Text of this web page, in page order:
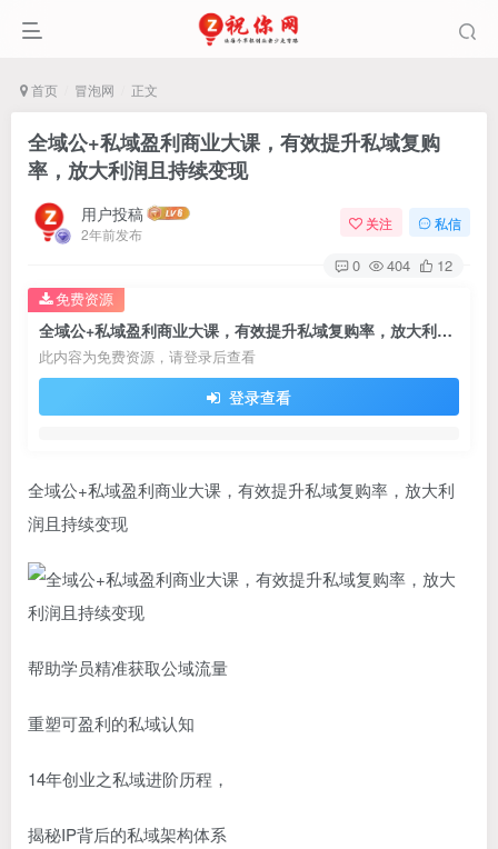
首页 冒泡网 正文
全域公+私域盈利商业大课，有效提升私域复购
率，放大利润且持续变现
用户投稿
2年前发布
关注 私信
0 404 12
全域公+私域盈利商业大课，有效提升私域复购率，放大利润且持续变现
此内容为免费资源，请登录后查看
登录查看
免费资源
全域公+私域盈利商业大课，有效提升私域复购率，放大利
润且持续变现
帮助学员精准获取公域流量
重塑可盈利的私域认知
14年创业之私域进阶历程，
揭秘IP背后的私域架构体系